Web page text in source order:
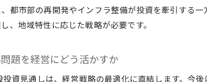
都市部の再開発やインフラ整備が投資を牽引する
、地域特性に応じた戦略が必要です。
題を経営にどう活かすか
資見通しは、経営戦略の最適化に直結します。今